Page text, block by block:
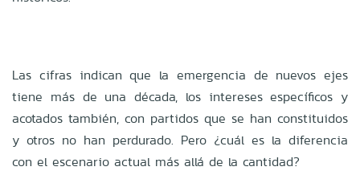
Las cifras indican que la emergencia de nuevos ejes
tiene más de una década, los intereses específicos y
acotados también, con partidos que se han constituidos
y otros no han perdurado. Pero ¿cuál es la diferencia
con el escenario actual más allá de la cantidad?